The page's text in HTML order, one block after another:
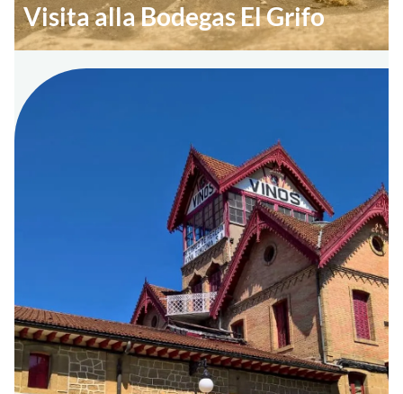
Visita alla Bodegas El Grifo